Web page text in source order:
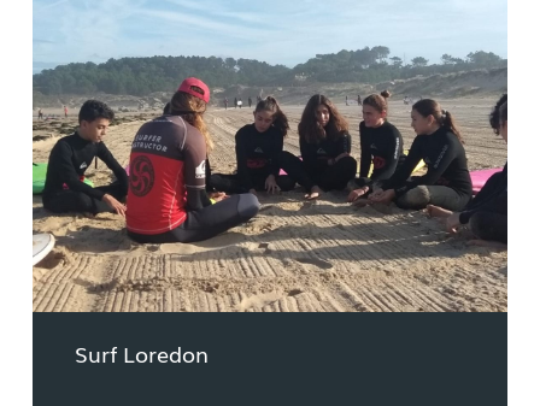
Surf Loredon